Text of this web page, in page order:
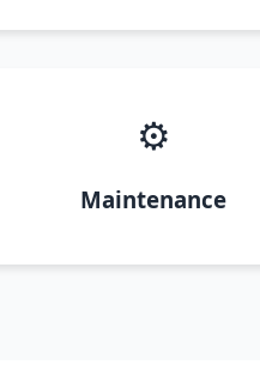
⚙️
Maintenance